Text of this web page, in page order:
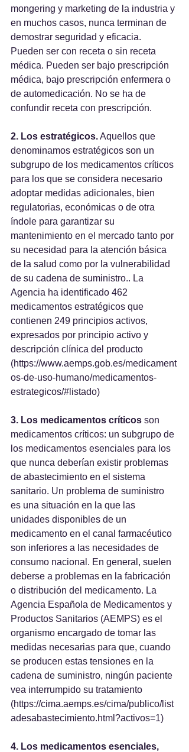
mongering y marketing de la industria y
en muchos casos, nunca terminan de
demostrar seguridad y eficacia.
Pueden ser con receta o sin receta
médica. Pueden ser bajo prescripción
médica, bajo prescripción enfermera o
de automedicación. No se ha de
confundir receta con prescripción.
2. Los estratégicos. Aquellos que
denominamos estratégicos son un
subgrupo de los medicamentos críticos
para los que se considera necesario
adoptar medidas adicionales, bien
regulatorias, económicas o de otra
índole para garantizar su
mantenimiento en el mercado tanto por
su necesidad para la atención básica
de la salud como por la vulnerabilidad
de su cadena de suministro.. La
Agencia ha identificado 462
medicamentos estratégicos que
contienen 249 principios activos,
expresados por principio activo y
descripción clínica del producto
(https://www.aemps.gob.es/medicament
os-de-uso-humano/medicamentos-
estrategicos/#listado)
3. Los medicamentos críticos son
medicamentos críticos: un subgrupo de
los medicamentos esenciales para los
que nunca deberían existir problemas
de abastecimiento en el sistema
sanitario. Un problema de suministro
es una situación en la que las
unidades disponibles de un
medicamento en el canal farmacéutico
son inferiores a las necesidades de
consumo nacional. En general, suelen
deberse a problemas en la fabricación
o distribución del medicamento. La
Agencia Española de Medicamentos y
Productos Sanitarios (AEMPS) es el
organismo encargado de tomar las
medidas necesarias para que, cuando
se producen estas tensiones en la
cadena de suministro, ningún paciente
vea interrumpido su tratamiento
(https://cima.aemps.es/cima/publico/list
adesabastecimiento.html?activos=1)
4. Los medicamentos esenciales,